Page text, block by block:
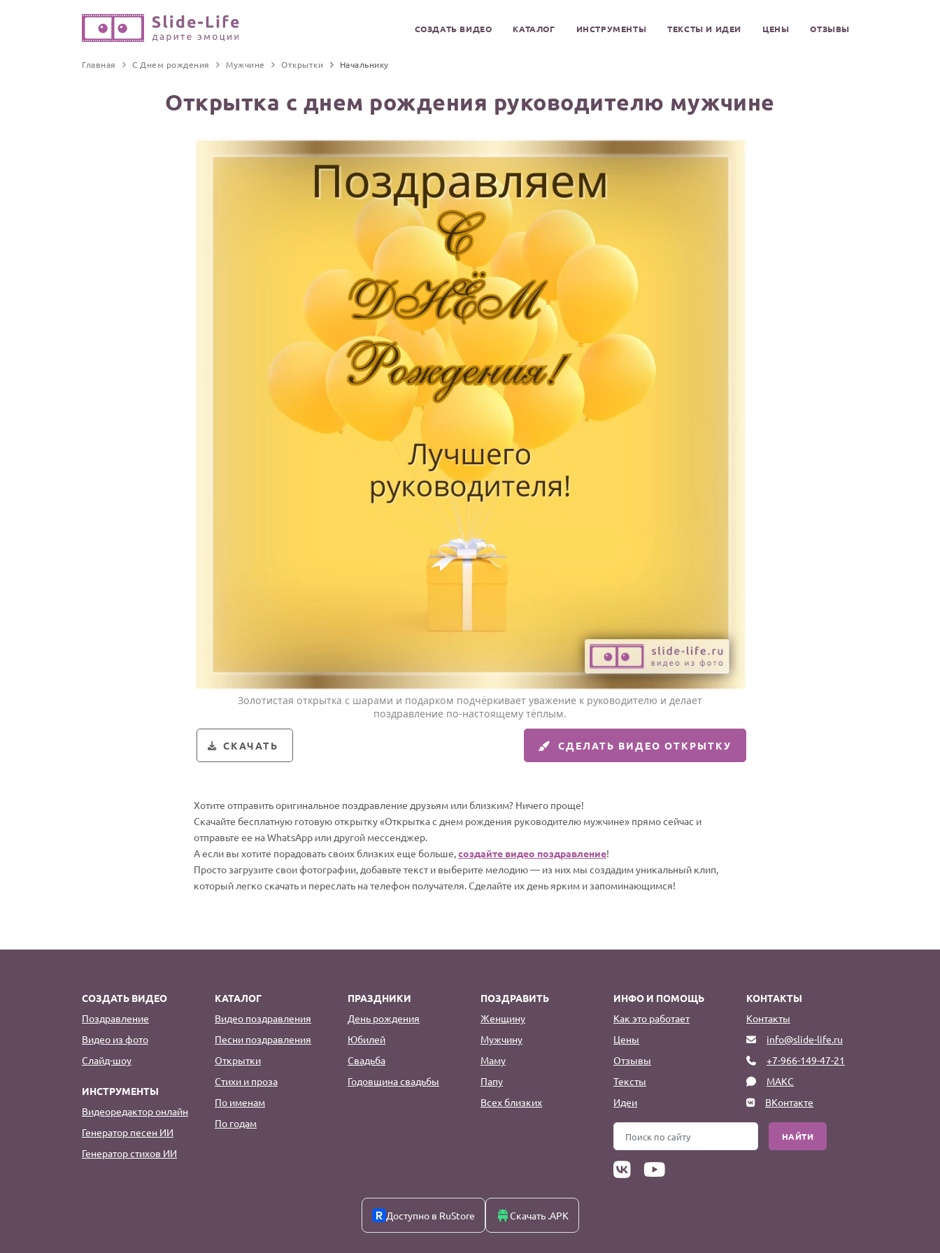
СОЗДАТЬ ВИДЕО КАТАЛОГ ИНСТРУМЕНТЫ ТЕКСТЫ И ИДЕИ ЦЕНЫ ОТЗЫВЫ
Главная С Днем рождения Мужчине Открытки Начальнику
Открытка с днем рождения руководителю мужчине
Золотистая открытка с шарами и подарком подчёркивает уважение к руководителю и делает
поздравление по-настоящему тёплым.
СКАЧАТЬ СДЕЛАТЬ ВИДЕО ОТКРЫТКУ
Хотите отправить оригинальное поздравление друзьям или близким? Ничего проще!
Скачайте бесплатную готовую открытку «Открытка с днем рождения руководителю мужчине» прямо сейчас и
отправьте ее на WhatsApp или другой мессенджер.
А если вы хотите порадовать своих близких еще больше,создайте видео поздравление!
Просто загрузите свои фотографии, добавьте текст и выберите мелодию — из них мы создадим уникальный клип,
который легко скачать и переслать на телефон получателя. Сделайте их день ярким и запоминающимся!
СОЗДАТЬ ВИДЕО
Поздравление
Видео из фото
Слайд-шоу
ИНСТРУМЕНТЫ
Видеоредактор онлайн
Генератор песен ИИ
Генератор стихов ИИ
КАТАЛОГ
Видео поздравления
Песни поздравления
Открытки
Стихи и проза
По именам
По годам
ПРАЗДНИКИ
День рождения
Юбилей
Свадьба
Годовщина свадьбы
ПОЗДРАВИТЬ
Женщину
Мужчину
Маму
Папу
Всех близких
ИНФО И ПОМОЩЬ
Как это работает
Цены
Отзывы
Тексты
Идеи
КОНТАКТЫ
Контакты
info@slide-life.ru
+7-966-149-47-21
МАКС
ВКонтакте
НАЙТИ
Доступно в RuStore Скачать .APK